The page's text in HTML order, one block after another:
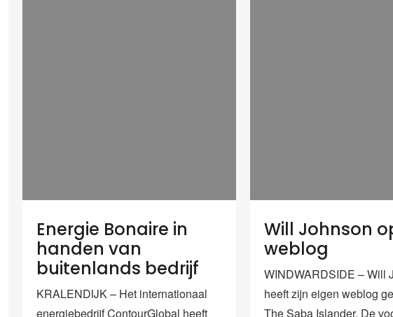
Energie Bonaire in
handen van
buitenlands bedrijf
KRALENDIJK – Het internationaal
energiebedrijf ContourGlobal heeft
Will Johnson
weblog
WINDWARDSIDE – Will
heeft zijn eigen weblog
The Saba Islander. De